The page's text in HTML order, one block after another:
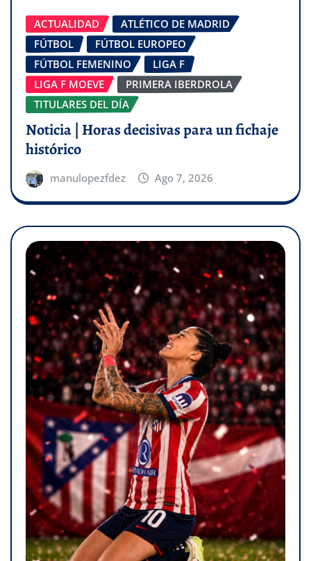
ACTUALIDAD
ATLÉTICO DE MADRID
FÚTBOL
FÚTBOL EUROPEO
FÚTBOL FEMENINO
LIGA F
LIGA F MOEVE
PRIMERA IBERDROLA
TITULARES DEL DÍA
Noticia | Horas decisivas para un fichaje
histórico
manulopezfdez Ago 7, 2026